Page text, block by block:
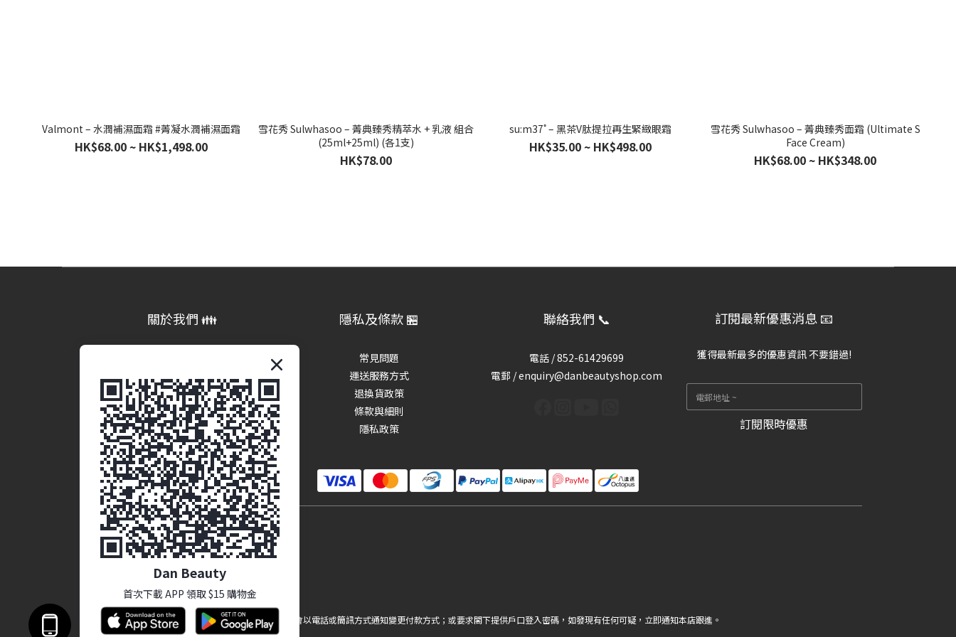
Valmont – 水潤補濕面霜 #菁凝水潤補濕面霜
HK$68.00 ~ HK$1,498.00
雪花秀 Sulwhasoo – 菁典臻秀精萃水 + 乳液 組合
(25ml+25ml) (各1支)
HK$78.00
su:m37˚ – 黑茶V肽提拉再生緊緻眼霜
HK$35.00 ~ HK$498.00
雪花秀 Sulwhasoo – 菁典臻秀面霜 (Ultimate S
Face Cream)
HK$68.00 ~ HK$348.00
關於我們 👪
商業合作 (即將推出)
隱私及條款 🏪
常見問題
運送服務方式
退換貨政策
條款與細則
隱私政策
聯絡我們 📞
電話 /852-61429699
電郵 / enquiry@danbeautyshop.com
訂閱最新優惠消息 📧
獲得最新最多的優惠資訊 不要錯過!
訂閱限時優惠
繁體中文
提醒您，我們不會以電話或簡訊方式通知變更付款方式；或要求閣下提供戶口登入密碼，如發現有任何可疑，立即通知本店跟進。
Dan Beauty
首次下載 APP 領取 $15 購物金